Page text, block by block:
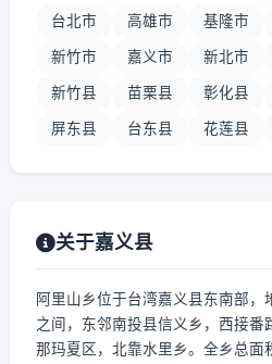
台北市 高雄市 基隆市
新竹市 嘉义市 新北市
新竹县 苗栗县 彰化县
屏东县 台东县 花莲县
关于嘉义县
阿里山乡位于台湾嘉义县东南部，
之间，东邻南投县信义乡，西接番
那玛夏区，北靠水里乡。全乡总面